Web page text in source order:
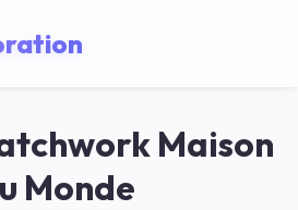
Maison
Monde